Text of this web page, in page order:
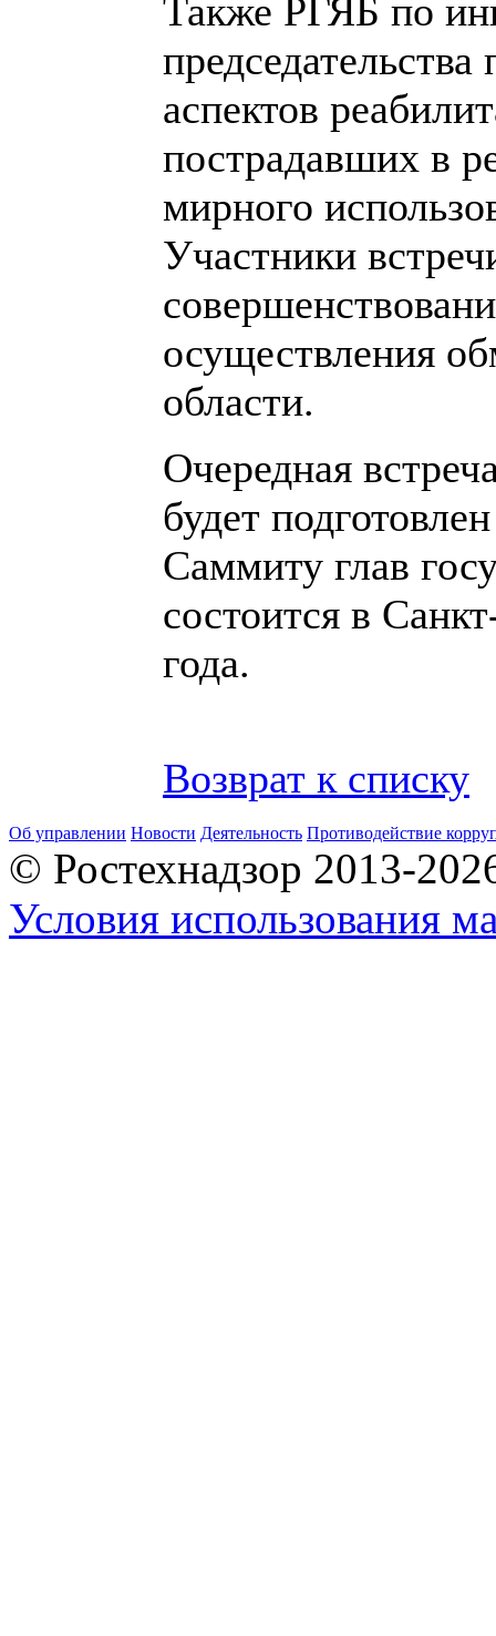
Также РГЯБ по
аспектов
пострадавших в
мирного
Участники
осуществления
области.
Очередная
будет
Саммиту глав
состоится в
года.
Возврат к списку
Об управлении Новости Деятельность Противодействие
© Ростехнадзор 2013-
Условия использования